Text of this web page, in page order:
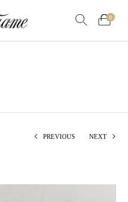
0
PREVIOUS NEXT